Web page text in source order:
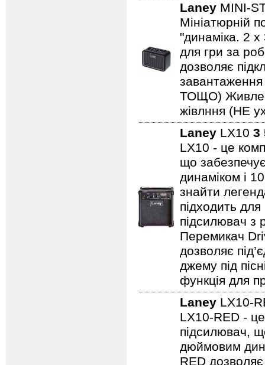
Laney MINI-
Мініатюрній
"динаміка. 2
для гри за
дозволяє
завантаження
ТОЩО)
жівлння (НЕ
Laney LX10 3
LX10 - це
що
динаміком і
знайти
підходить
підсилювач з
Перемикач
дозволяє
джему під
функція для
Laney LX10-
LX10-RED -
підсилювач,
дюймовим
RED